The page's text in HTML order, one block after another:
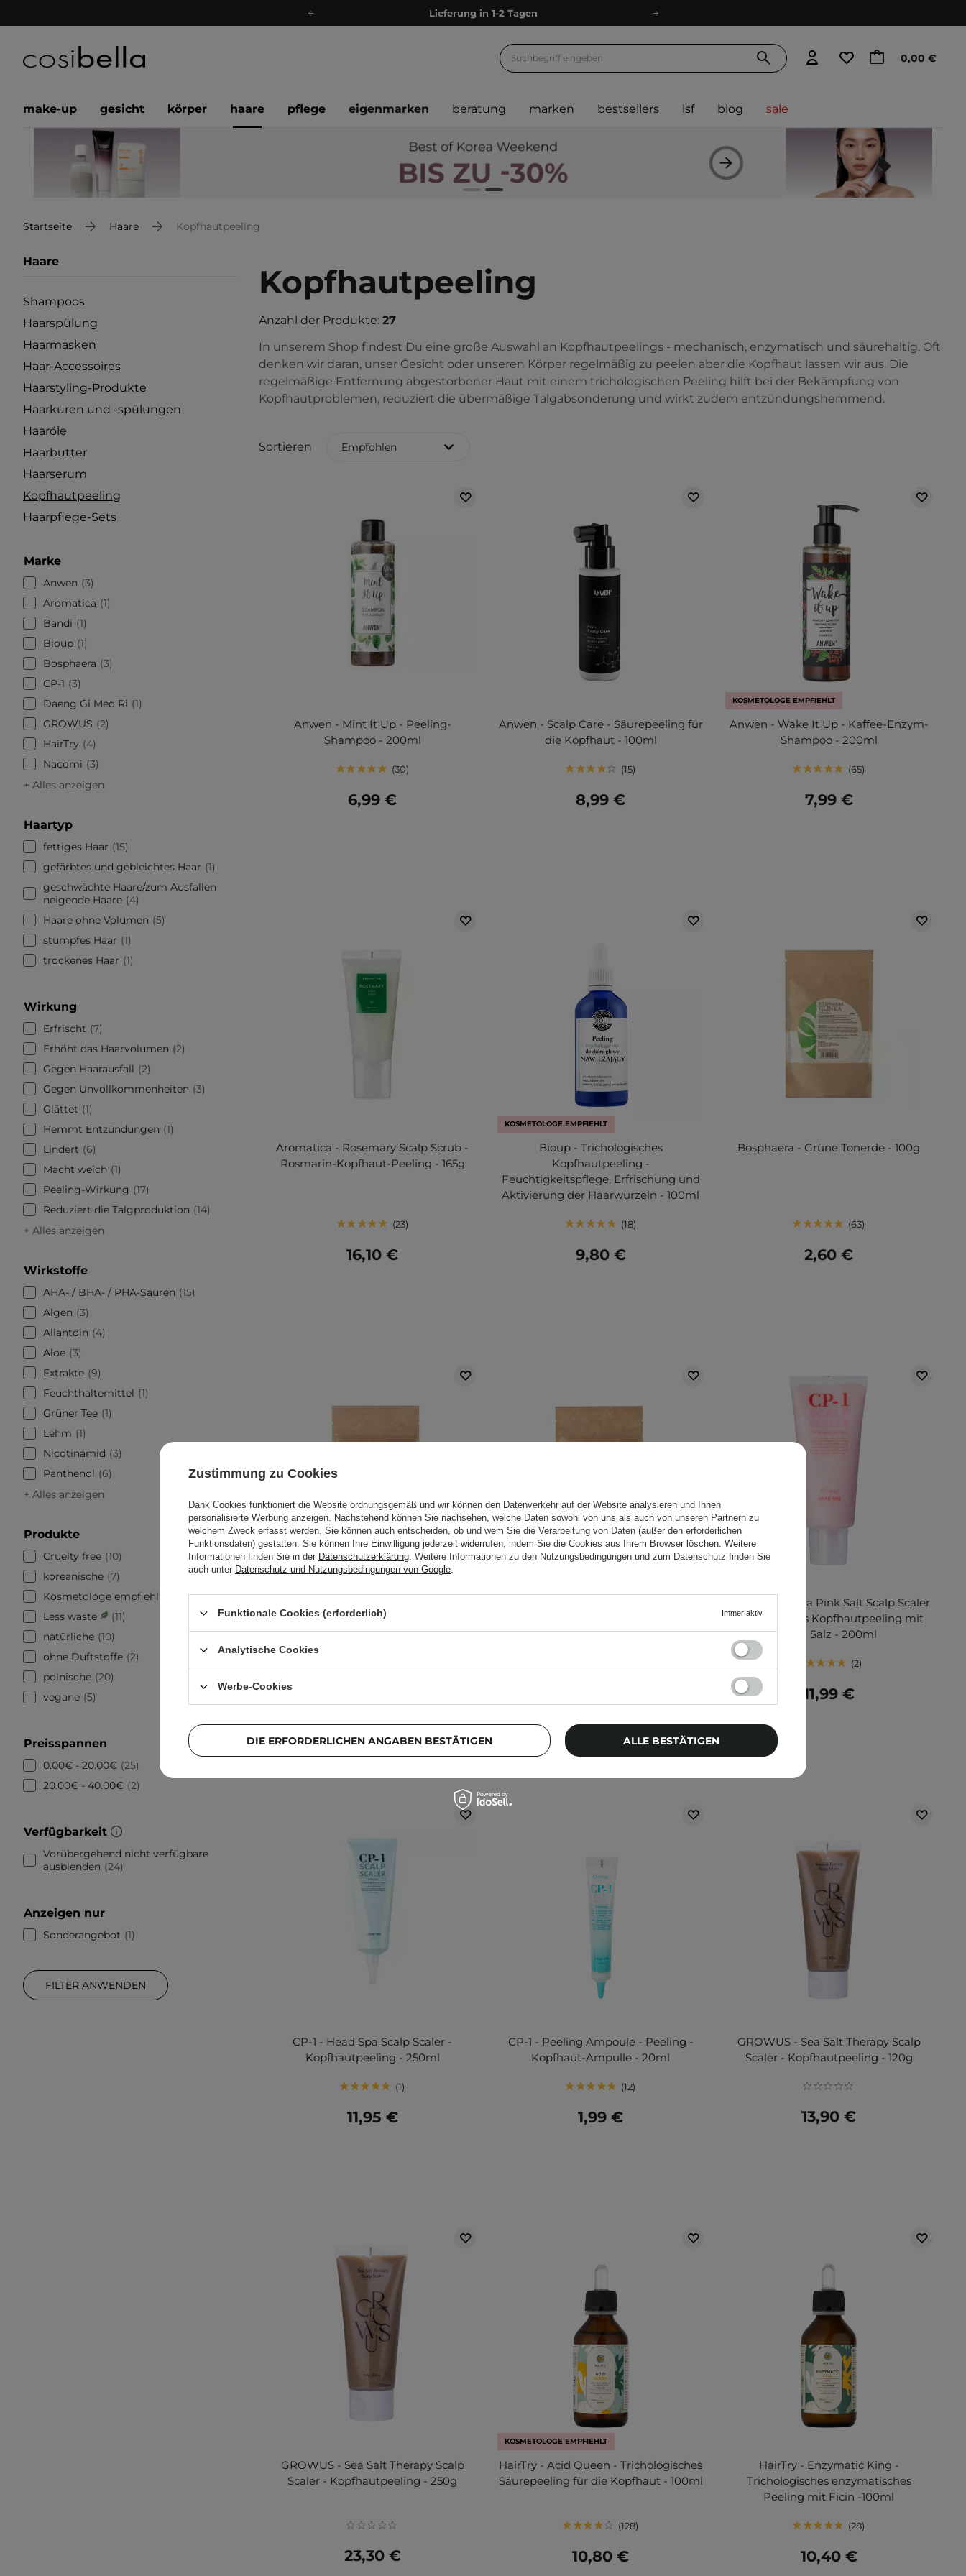
Empfehle uns weiter und sammle noch mehr Punkte
Kostenloser Versand ab 60 €
Versand nach Deutschland und Österreich
Lieferung in 1-2 Tagen
Empfehle uns weiter und sammle noch mehr Punkte
0,00 €
make-up gesicht körper haare pflege eigenmarken beratung marken bestsellers lsf blog sale
Startseite Haare Kopfhautpeeling
Haare
Shampoos
Haarspülung
Haarmasken
Haar-Accessoires
Haarstyling-Produkte
Haarkuren und -spülungen
Haaröle
Haarbutter
Haarserum
Kopfhautpeeling
Haarpflege-Sets
Marke
Anwen
3
Aromatica
1
Bandi
1
Bioup 1
Bosphaera
3
CP-1
3
Daeng Gi Meo Ri
1
GROWUS
2
HairTry
4
Nacomi
3
+ Alles anzeigen
Haartyp
fettiges Haar
15
gefärbtes und gebleichtes Haar
1
geschwächte Haare/zum Ausfallen
neigende Haare
4
Haare ohne Volumen
5
stumpfes Haar
1
trockenes Haar
1
Wirkung
Erfrischt
7
Erhöht das Haarvolumen
2
Gegen Haarausfall
2
Gegen Unvollkommenheiten
3
Glättet
1
Hemmt Entzündungen
1
Lindert
6
Macht weich
1
Peeling-Wirkung
17
Reduziert die Talgproduktion
14
+ Alles anzeigen
Wirkstoffe
AHA- / BHA- / PHA-Säuren
15
Algen
3
Allantoin
4
Aloe 3
Extrakte 9
Feuchthaltemittel
1
Grüner Tee 1
Lehm
1
Nicotinamid
3
Panthenol
6
+ Alles anzeigen
Produkte
Cruelty free 10
koreanische 7
Kosmetologe empfiehlt
Less waste
11
natürliche 10
ohne Duftstoffe 2
polnische 20
vegane 5
Preisspannen
0.00€ - 20.00€ 25
20.00€ - 40.00€ 2
Verfügbarkeit
Vorübergehend nicht verfügbare
ausblenden
24
Anzeigen nur
Sonderangebot 1
FILTER ANWENDEN
Kopfhautpeeling
Anzahl der Produkte: 27
In unserem Shop findest Du eine große Auswahl an Kopfhautpeelings - mechanisch, enzymatisch und säurehaltig. Oft
denken wir daran, unser Gesicht oder unseren Körper regelmäßig zu peelen aber die Kopfhaut lassen wir aus. Die
regelmäßige Entfernung abgestorbener Haut mit einem trichologischen Peeling hilft bei der Bekämpfung von
Kopfhautproblemen, reduziert die übermäßige Talgabsonderung und wirkt zudem entzündungshemmend.
Sortieren Empfohlen
Anwen - Mint It Up - Peeling-
Shampoo - 200ml
30
6,99 €
Anwen - Scalp Care - Säurepeeling für
die Kopfhaut - 100ml
15
8,99 €
KOSMETOLOGE EMPFIEHLT
Anwen - Wake It Up - Kaffee-Enzym-
Shampoo - 200ml
65
7,99 €
Aromatica - Rosemary Scalp Scrub -
Rosmarin-Kopfhaut-Peeling - 165g
23
16,10 €
KOSMETOLOGE EMPFIEHLT
Bioup - Trichologisches
Kopfhautpeeling -
Feuchtigkeitspflege, Erfrischung und
Aktivierung der Haarwurzeln - 100ml
18
9,80 €
Bosphaera - Grüne Tonerde - 100g
63
2,60 €
CP-1 - Head Spa Pink Salt Scalp Scaler
- Reinigendes Kopfhautpeeling mit
Rosa Salz - 200ml
2
11,99 €
CP-1 - Head Spa Scalp Scaler -
Kopfhautpeeling - 250ml
1
11,95 €
CP-1 - Peeling Ampoule - Peeling -
Kopfhaut-Ampulle - 20ml
12
1,99 €
GROWUS - Sea Salt Therapy Scalp
Scaler - Kopfhautpeeling - 120g
13,90 €
GROWUS - Sea Salt Therapy Scalp
Scaler - Kopfhautpeeling - 250g
23,30 €
KOSMETOLOGE EMPFIEHLT
HairTry - Acid Queen - Trichologisches
Säurepeeling für die Kopfhaut - 100ml
128
10,80 €
HairTry - Enzymatic King -
Trichologisches enzymatisches
Peeling mit Ficin -100ml
28
10,40 €
Zustimmung zu Cookies
Dank Cookies funktioniert die Website ordnungsgemäß und wir können den Datenverkehr auf der Website analysieren und Ihnen
personalisierte Werbung anzeigen. Nachstehend können Sie nachsehen, welche Daten sowohl von uns als auch von unseren Partnern zu
welchem Zweck erfasst werden. Sie können auch entscheiden, ob und wem Sie die Verarbeitung von Daten (außer den erforderlichen
Funktionsdaten) gestatten. Sie können Ihre Einwilligung jederzeit widerrufen, indem Sie die Cookies aus Ihrem Browser löschen. Weitere
Informationen finden Sie in der Datenschutzerklärung. Weitere Informationen zu den Nutzungsbedingungen und zum Datenschutz finden Sie
auch unter Datenschutz und Nutzungsbedingungen von Google.
Funktionale Cookies (erforderlich) Immer aktiv
Analytische Cookies
Werbe-Cookies
DIE ERFORDERLICHEN ANGABEN BESTÄTIGEN ALLE BESTÄTIGEN